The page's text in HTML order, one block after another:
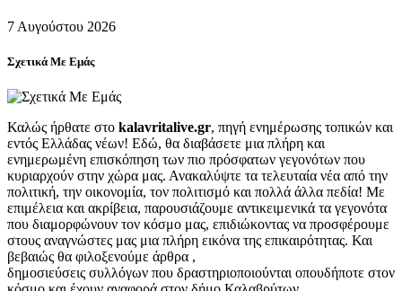
7 Αυγούστου 2026
Σχετικά Με Εμάς
Καλώς ήρθατε στο kalavritalive.gr, πηγή ενημέρωσης τοπικών και
εντός Ελλάδας νέων! Εδώ, θα διαβάσετε μια πλήρη και
ενημερωμένη επισκόπηση των πιο πρόσφατων γεγονότων που
κυριαρχούν στην χώρα μας. Ανακαλύψτε τα τελευταία νέα από την
πολιτική, την οικονομία, τον πολιτισμό και πολλά άλλα πεδία! Με
επιμέλεια και ακρίβεια, παρουσιάζουμε αντικειμενικά τα γεγονότα
που διαμορφώνουν τον κόσμο μας, επιδιώκοντας να προσφέρουμε
στους αναγνώστες μας μια πλήρη εικόνα της επικαιρότητας. Και
βεβαιώς θα φιλοξενούμε άρθρα ,
δημοσιεύσεις συλλόγων που δραστηριοποιούνται οπουδήποτε στον